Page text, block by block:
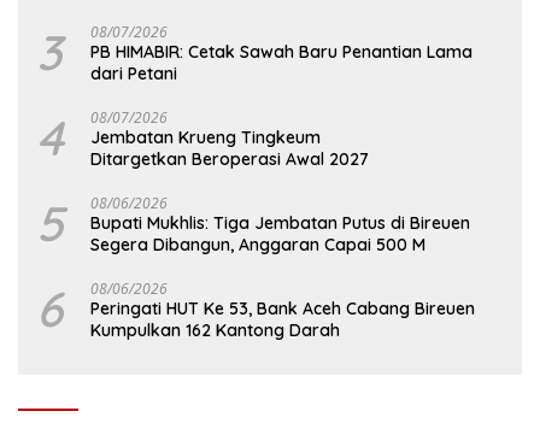
3 08/07/2026
PB HIMABIR: Cetak Sawah Baru Penantian Lama
dari Petani
4 08/07/2026
Jembatan Krueng Tingkeum
Ditargetkan Beroperasi Awal 2027
5 08/06/2026
Bupati Mukhlis: Tiga Jembatan Putus di Bireuen
Segera Dibangun, Anggaran Capai 500 M
6 08/06/2026
Peringati HUT Ke 53, Bank Aceh Cabang Bireuen
Kumpulkan 162 Kantong Darah